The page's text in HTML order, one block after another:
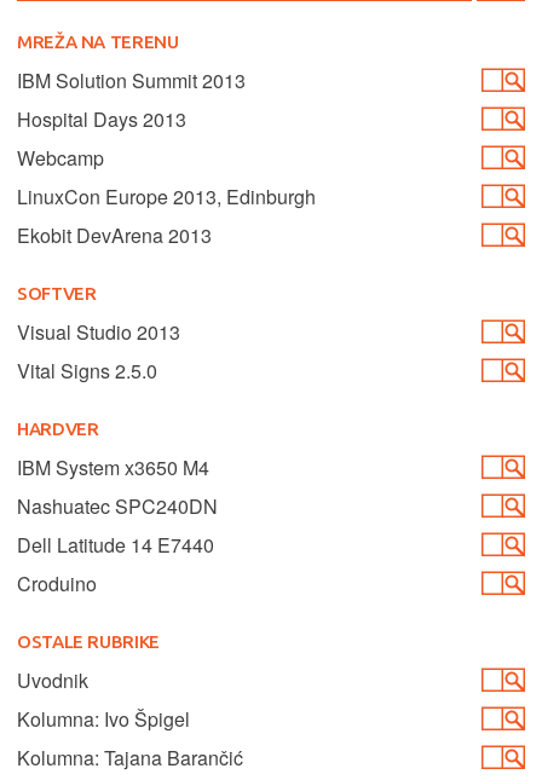
MREŽA NA TERENU
IBM Solution Summit 2013
Hospital Days 2013
Webcamp
LinuxCon Europe 2013, Edinburgh
Ekobit DevArena 2013
SOFTVER
Visual Studio 2013
Vital Signs 2.5.0
HARDVER
IBM System x3650 M4
Nashuatec SPC240DN
Dell Latitude 14 E7440
Croduino
OSTALE RUBRIKE
Uvodnik
Kolumna: Ivo Špigel
Kolumna: Tajana Barančić